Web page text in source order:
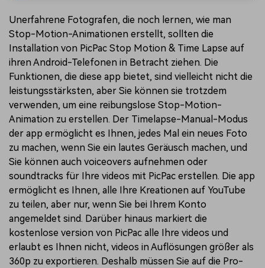
Unerfahrene Fotografen, die noch lernen, wie man
Stop-Motion-Animationen erstellt, sollten die
Installation von PicPac Stop Motion & Time Lapse auf
ihren Android-Telefonen in Betracht ziehen. Die
Funktionen, die diese app bietet, sind vielleicht nicht die
leistungsstärksten, aber Sie können sie trotzdem
verwenden, um eine reibungslose Stop-Motion-
Animation zu erstellen. Der Timelapse-Manual-Modus
der app ermöglicht es Ihnen, jedes Mal ein neues Foto
zu machen, wenn Sie ein lautes Geräusch machen, und
Sie können auch voiceovers aufnehmen oder
soundtracks für Ihre videos mit PicPac erstellen. Die app
ermöglicht es Ihnen, alle Ihre Kreationen auf YouTube
zu teilen, aber nur, wenn Sie bei Ihrem Konto
angemeldet sind. Darüber hinaus markiert die
kostenlose version von PicPac alle Ihre videos und
erlaubt es Ihnen nicht, videos in Auflösungen größer als
360p zu exportieren. Deshalb müssen Sie auf die Pro-